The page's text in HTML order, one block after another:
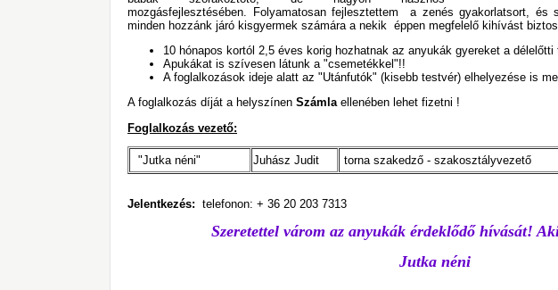
mozgásfejlesztésében. Folyamatosan fejlesztettem a zenés gyakorlatsort, és
minden hozzánk járó kisgyermek számára a nekik éppen megfelelő kihívást
10 hónapos kortól 2,5 éves korig hozhatnak az anyukák gyereket a délelőtti
Apukákat is szívesen látunk a "csemetékkel"!!
A foglalkozások ideje alatt az "Utánfutók" (kisebb testvér) elhelyezése is
A foglalkozás díját a helyszínen Számla ellenében lehet fizetni !
Foglalkozás vezető:
"Jutka néni" Juhász Judit torna szakedző - szakosztályvezető
Jelentkezés: telefonon: + 36 20 203 7313
Szeretettel várom az anyukák érdeklődő hívását!
Jutka néni